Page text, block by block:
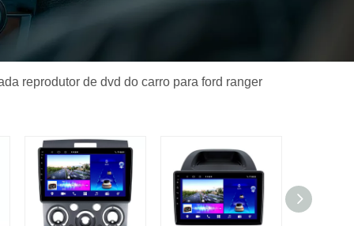
reprodutor de dvd do carro para ford ranger